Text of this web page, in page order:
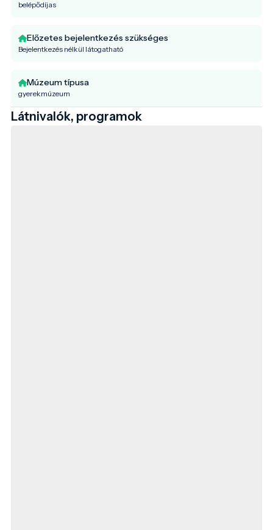
belépődíjas
Előzetes bejelentkezés szükséges
Bejelentkezés nélkül látogatható
Múzeum típusa
gyerekmúzeum
Látnivalók, programok